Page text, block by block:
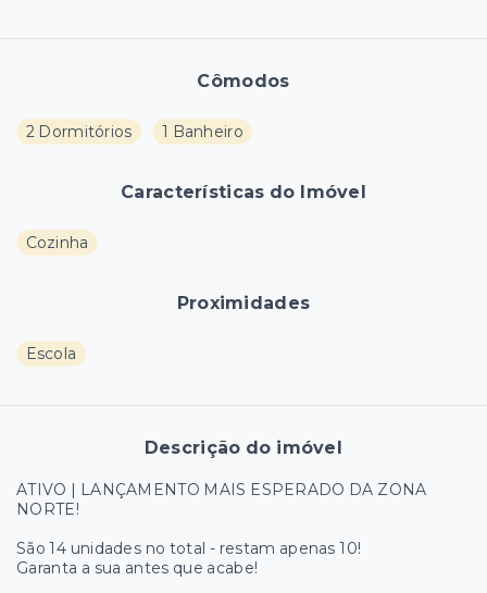
Cômodos
2 Dormitórios 1 Banheiro
Características do Imóvel
Cozinha
Proximidades
Escola
Descrição do imóvel
ATIVO | LANÇAMENTO MAIS ESPERADO DA ZONA
NORTE!
São 14 unidades no total - restam apenas 10!
Garanta a sua antes que acabe!